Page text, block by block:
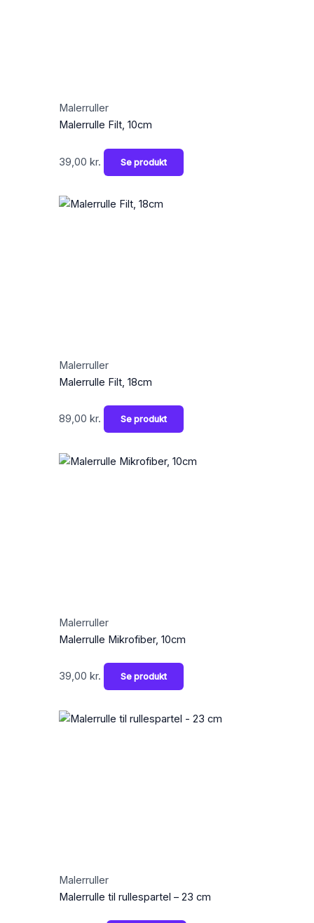
Malerruller
Malerrulle Filt, 10cm
39,00 kr. Se produkt
Malerruller
Malerrulle Filt, 18cm
89,00 kr. Se produkt
Malerruller
Malerrulle Mikrofiber, 10cm
39,00 kr. Se produkt
Malerruller
Malerrulle til rullespartel – 23 cm